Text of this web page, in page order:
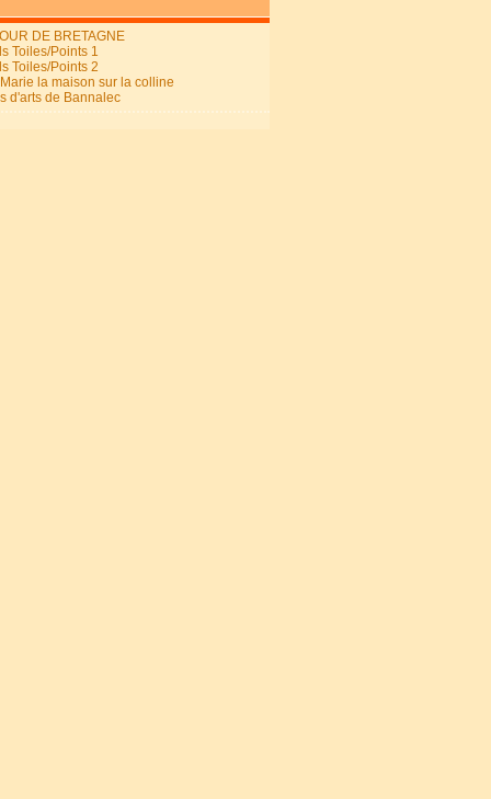
DE BRETAGNE
Toiles/Points 1
Toiles/Points 2
la maison sur la colline
d'arts de Bannalec